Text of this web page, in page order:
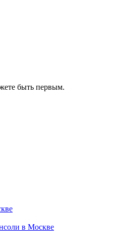
быть первым.
в Москве